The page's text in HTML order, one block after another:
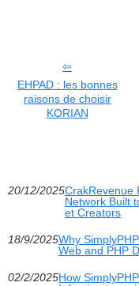
EHPAD : les bonnes
raisons de choisir
KORIAN
20/12/2025CrakRevenue
Network Built
et Creators
18/9/2025Why
Web and PHP
02/2/2025How